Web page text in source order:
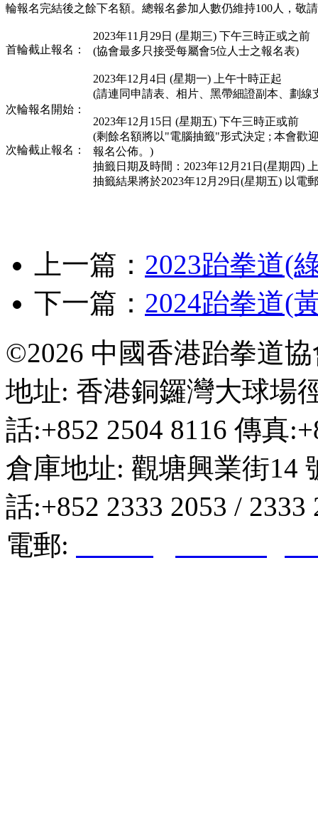
輪報名完結後之餘下名額。總報名參加人數仍維持100人，敬
首輪截止報名：
2023年11月29日 (星期三) 下午三時正或之前
(協會最多只接受每屬會5位人士之報名表)
次輪報名開始：
次輪截止報名：
2023年12月4日 (星期一) 上午十時正起
(請連同申請表、相片、黑帶細證副本、劃線
2023年12月15日 (星期五) 下午三時正或前
(剩餘名額將以"電腦抽籤"形式決定 ; 本會歡
報名公佈。)
抽籤日期及時間：2023年12月21日(星期四)
抽籤結果將於2023年12月29日(星期五) 以電
上一篇： 2023跆拳道(
下一篇： 2024跆拳道(
©2026 中國香港跆拳道
地址: 香港銅鑼灣大球場
話:+852 2504 8116 傳真
倉庫地址: 觀塘興業街14
話:+852 2333 2053 /
電郵: